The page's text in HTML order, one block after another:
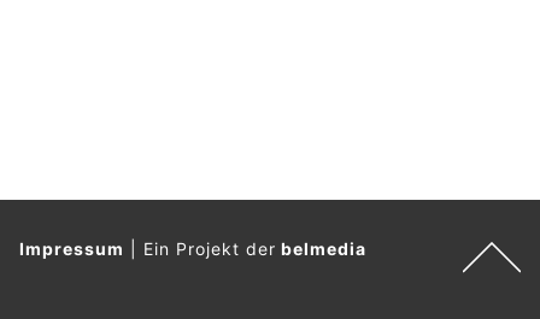
Impressum Ein Projekt derbelmedia